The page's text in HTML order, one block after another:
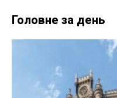
Головне за день